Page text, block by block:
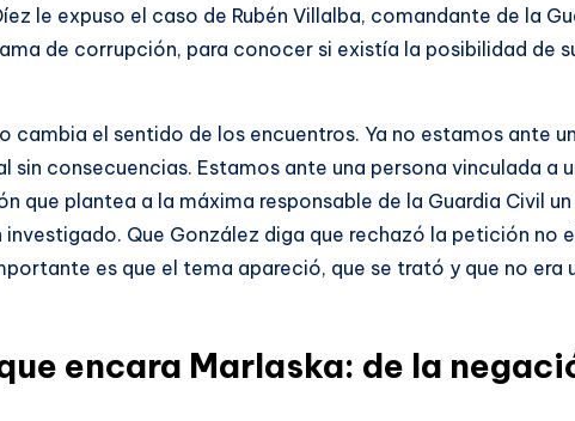
le expuso el caso de Rubén Villalba, comandante de la
de corrupción, para conocer si existía la posibilidad de
cambia el sentido de los encuentros. Ya no estamos ante
sin consecuencias. Estamos ante una persona vinculada a
que plantea a la máxima responsable de la Guardia Civil
Que González diga que rechazó la petición no
es que el tema apareció, que se trató y que no era
encara Marlaska: de la